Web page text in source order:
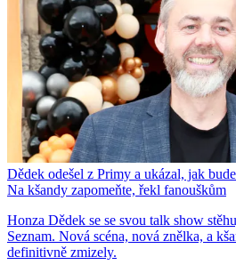
Dědek odešel z Primy a ukázal, jak
Na kšandy zapomeňte, řekl fanouškům
Honza Dědek se se svou talk show
Seznam. Nová scéna, nová znělka, a
definitivně zmizely.